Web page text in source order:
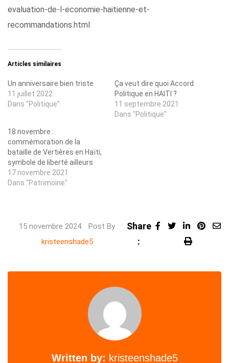
evaluation-de-l-economie-haitienne-et-
recommandations.html
Articles similaires
Un anniversaire bien triste
11 juillet 2022
Dans "Politique"
Ça veut dire quoi Accord
Politique en HAITI ?
11 septembre 2021
Dans "Politique"
18 novembre :
commémoration de la
bataille de Vertières en Haïti,
symbole de liberté ailleurs
17 novembre 2021
Dans "Patrimoine"
15 novembre 2024
Post By
kristeenshade5
Share
:
LinkedIn
Share
Email
Print
Written by: kristeenshade5